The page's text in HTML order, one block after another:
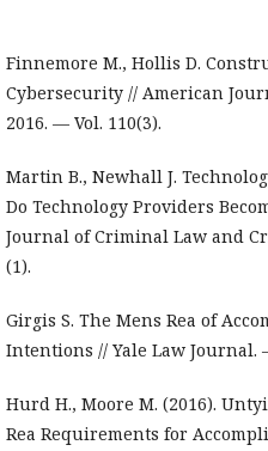
Finnemore M., Hollis D.
Cybersecurity // American
2016. — Vol. 110(3).
Martin B., Newhall J.
Do Technology Providers
Journal of Criminal Law and
(1).
Girgis S. The Mens Rea of
Intentions // Yale Law Journal.
Hurd H., Moore M. (2016).
Rea Requirements for